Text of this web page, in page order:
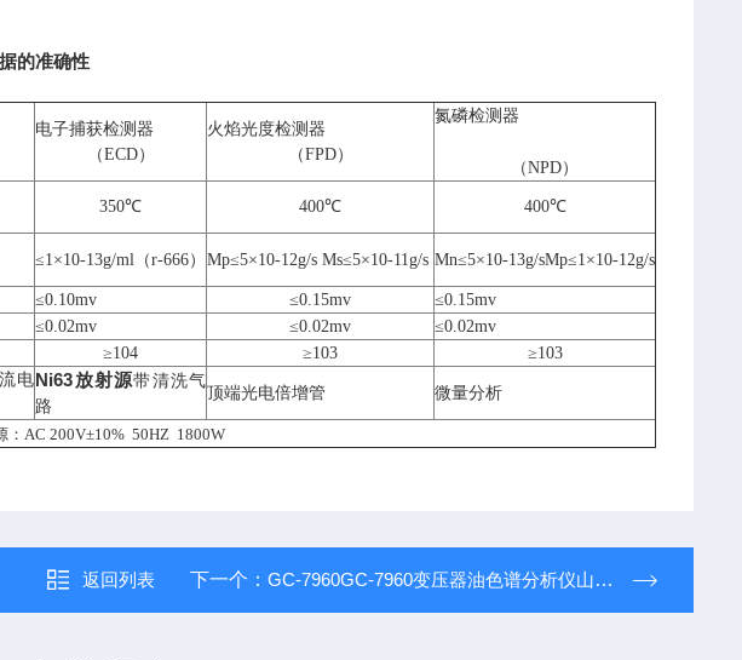
的准确性
电子捕获检测器
（ECD）
火焰光度检测器
（FPD）
氮磷检测器
（NPD）
350℃ 400℃ 400℃
≤1×10-13g/ml（r-666） Mp≤5×10-12g/s Ms≤5×10-11g/s Mn≤5×10-13g/sMp≤1×10-12g/s
≤0.10mv ≤0.15mv ≤0.15mv
≤0.02mv ≤0.02mv ≤0.02mv
≥104 ≥103 ≥103
电Ni63放射源带清洗气
路
顶端光电倍增管 微量分析
：AC 200V±10% 50HZ 1800W
返回列表 下一个： GC-7960GC-7960变压器油色谱分析仪山东供应